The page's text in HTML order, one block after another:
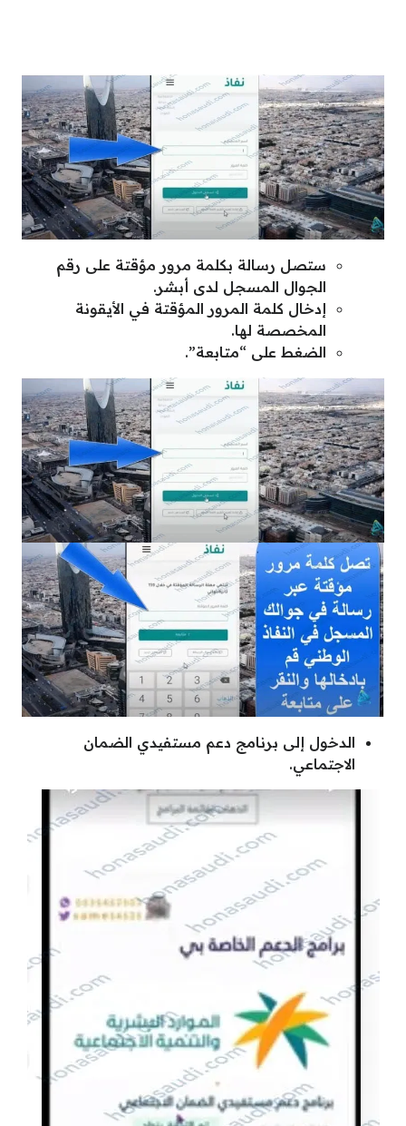
ستصل رسالة بكلمة مرور مؤقتة على رقم
الجوال المسجل لدى أبشر.
إدخال كلمة المرور المؤقتة في الأيقونة
المخصصة لها.
الضغط على “متابعة”.
الدخول إلى برنامج دعم مستفيدي الضمان
الاجتماعي.